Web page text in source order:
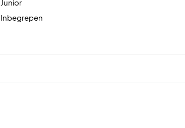
Junior
Inbegrepen